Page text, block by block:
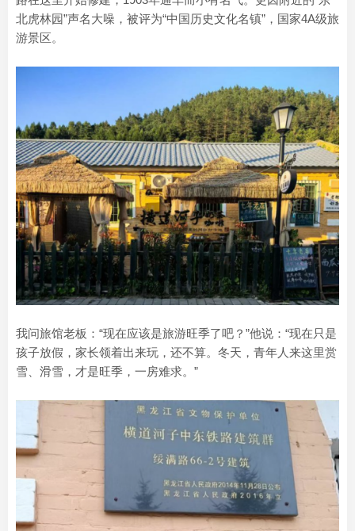
北虎林园”声名大噪，被评为“中国历史文化名镇”，国家4A级旅
游景区。
我问旅馆老板：“现在应该是旅游旺季了吧？”他说：“现在只是
孩子放假，家长领着出来玩，还不算。冬天，青年人来这里赏
雪、滑雪，才是旺季，一房难求。”